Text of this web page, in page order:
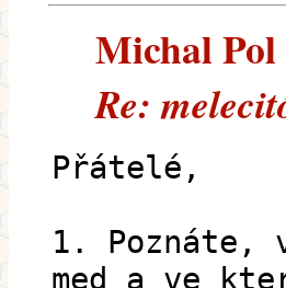
Michal Pol
Re:
Přátelé,
1. Poznáte,
med a ve